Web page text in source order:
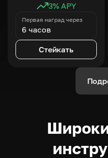
3% APY
Первая наград через
6 часов
Стейкать